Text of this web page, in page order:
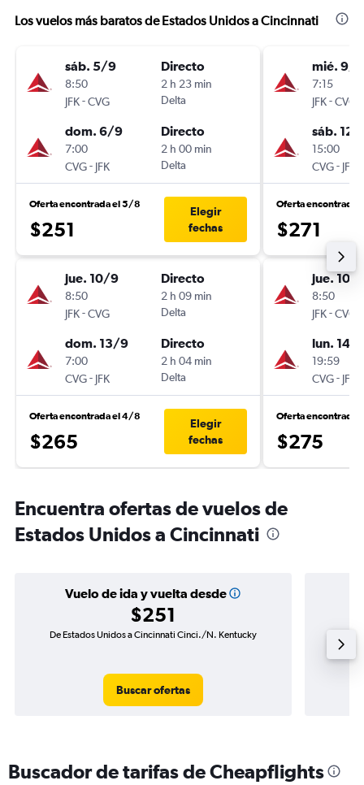
Los vuelos más baratos de Estados Unidos a Cincinnati
sáb. 5/9
8:50
JFK-CVG
Directo
2 h 23 min
Delta
dom. 6/9
7:00
CVG- JFK
Directo
2 h 00 min
Delta
Oferta encontrada el 5/8
$251
Elegir
fechas
jue. 10/9
8:50
JFK-CVG
Directo
2 h 09 min
Delta
dom. 13/9
7:00
CVG- JFK
Directo
2 h 04 min
Delta
Oferta encontrada el 4/8
$265
Elegir
fechas
mié. 9/9
7:15
JFK-CVG
sáb. 12/
15:00
CVG- JFK
Oferta encontrada
$271
jue. 10/
8:50
JFK-CVG
lun. 14/
19:59
CVG- JFK
Oferta encontrada
$275
Encuentra ofertas de vuelos de
Estados Unidos a Cincinnati
Vuelo de ida y vuelta desde
$251
De Estados Unidos a Cincinnati Cinci./N. Kentucky
Buscar ofertas
Buscador de tarifas de Cheapflights